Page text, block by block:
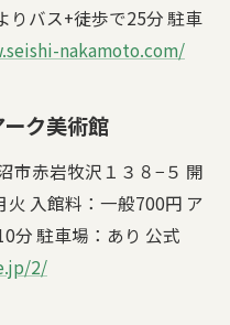
りバス+徒歩で25分 駐車
nakamoto.com/
ーク美術館
市赤岩牧沢１３８−５ 開
入館料：一般700円 ア
分 駐車場：あり 公式
2/